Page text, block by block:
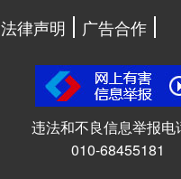
法律声明
广告合作
违法和不良信息举报电
010-68455181